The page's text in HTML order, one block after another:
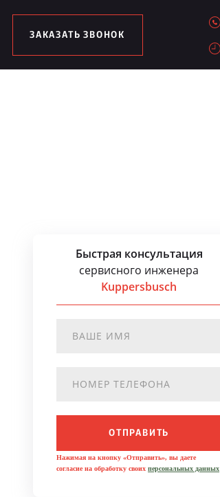
ЗАКАЗАТЬ ЗВОНОК
Быстрая консультация
сервисного инженера
Kuppersbusch
ОТПРАВИТЬ
Нажимая на кнопку «Отправить», вы даете
согласие на обработку своих персональных данных